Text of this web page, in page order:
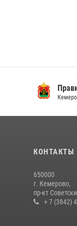
КОНТАКТЫ
650000
г. Кемерово,
пр-кт
+ 7 (3842)